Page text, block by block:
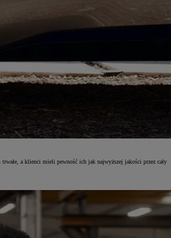
a klienci mieli pewność ich jak najwyższej jakości przez cały